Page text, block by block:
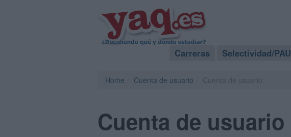
Carreras Selectividad/PAU
Home Cuenta de usuario
Cuenta de usuario